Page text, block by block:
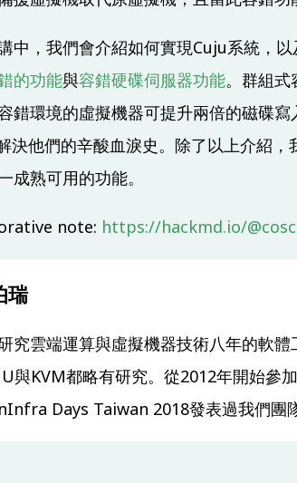
中，我們會介紹如何實現Cuju系統，
的功能與容錯硬碟伺服器功能。群組
錯環境的虛擬機器可提升兩倍的磁碟
決他們的辛酸血淚史。除了以上介紹
成熟可用的功能。
note: https://hackmd.io/
瑞
究雲端運算與虛擬機器技術八年的軟
與KVM都略有研究。從2012年開始參
Days Taiwan 2018發表過我們團